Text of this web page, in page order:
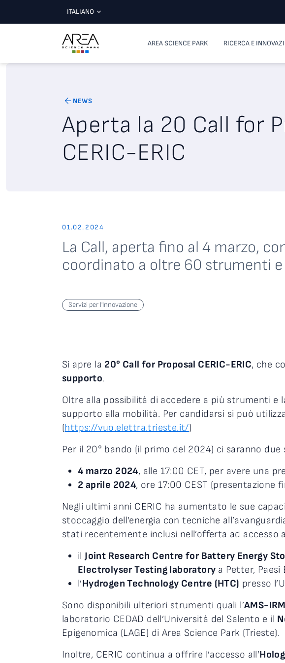
ITALIANO
AREA SCIENCE PARK RICERCA E
NEWS
Aperta la 20 Call for
CERIC-ERIC
01.02.2024
La Call, aperta fino al 4 marzo,
coordinato a oltre 60 strumenti
Servizi per l'Innovazione
Si apre la 20° Call for Proposal CERIC-ERIC, che
supporto.
Oltre alla possibilità di accedere a più strumenti e
supporto alla mobilità. Per candidarsi si può
(https://vuo.elettra.trieste.it/)
Per il 20° bando (il primo del 2024) ci saranno due
4 marzo 2024, alle 17:00 CET, per avere una
2 aprile 2024, ore 17:00 CEST
Negli ultimi anni CERIC ha aumentato le sue
stoccaggio dell’energia con tecniche
stati recentemente inclusi nell’offerta ad accesso
ilJoint Research Centre for Battery Energy
Electrolyser Testing laboratory a Petter, Paesi
l’Hydrogen Technology Centre (HTC) presso
Sono disponibili ulteriori strumenti quali l’AMS-
laboratorio CEDAD dell’Università del Salento e il
Epigenomica (LAGE) di Area Science Park (Trieste).
Inoltre, CERIC continua a offrire l’accesso all’